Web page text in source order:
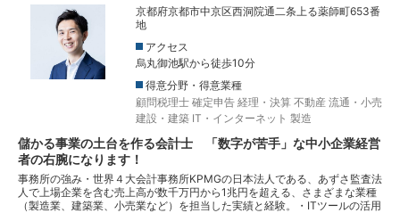
京都府京都市中京区西洞院通二条上る薬師町653番
地
アクセス
烏丸御池駅から徒歩10分
得意分野・得意業種
顧問税理士 確定申告 経理・決算 不動産 流通・小売
建設・建築 IT・インターネット 製造
儲かる事業の土台を作る会計士 「数字が苦手」な中小企業経営
者の右腕になります！
事務所の強み・世界４大会計事務所KPMGの日本法人である、あずさ監査法
人で上場企業を含む売上高が数千万円から1兆円を超える、さまざまな業種
（製造業、建築業、小売業など）を担当した実績と経験。・ITツールの活用